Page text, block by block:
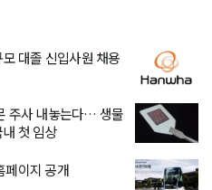
대졸 신입사원 채용
주사 내놓는다… 생물
첫 임상
페이지 공개